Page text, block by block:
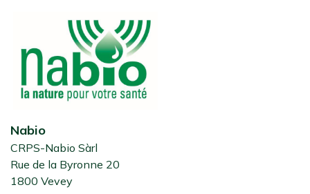
Nabio
CRPS-Nabio Sàrl
Rue de la Byronne 20
1800 Vevey